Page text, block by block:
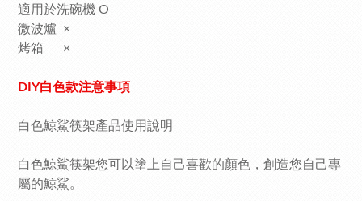
適用於洗碗機 O
微波爐 ×
烤箱 ×
DIY白色款注意事項
白色鯨鯊筷架產品使用說明
白色鯨鯊筷架您可以塗上自己喜歡的顏色，創造您自己專
屬的鯨鯊。